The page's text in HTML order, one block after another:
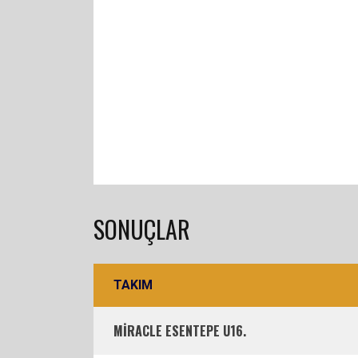
SONUÇLAR
TAKIM
MİRACLE ESENTEPE U16.